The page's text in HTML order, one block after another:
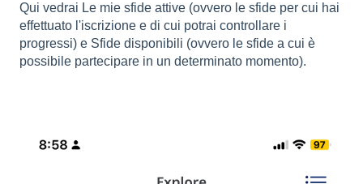
Qui vedrai Le mie sfide attive (ovvero le sfide per cui hai
effettuato l'iscrizione e di cui potrai controllare i
progressi) e Sfide disponibili (ovvero le sfide a cui è
possibile partecipare in un determinato momento).